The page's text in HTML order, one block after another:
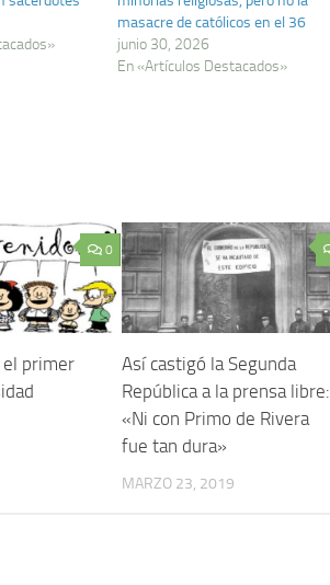
masacre de católicos en el 36
junio 30, 2026
En «Artículos Destacados»
0
el primer
Así castigó la Segunda
República a la prensa libre:
«Ni con Primo de Rivera
fue tan dura»
MARZO 23, 2019